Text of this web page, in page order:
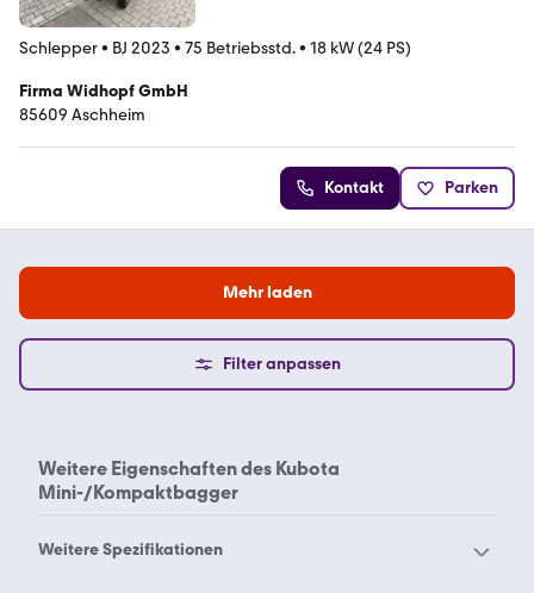
Schlepper• BJ 2023 • 75 Betriebsstd.• 18 kW (24 PS)
Firma Widhopf GmbH
85609 Aschheim
Kontakt Parken
Mehr laden
Filter anpassen
Weitere Eigenschaften des Kubota
Mini-/Kompaktbagger
Weitere Spezifikationen